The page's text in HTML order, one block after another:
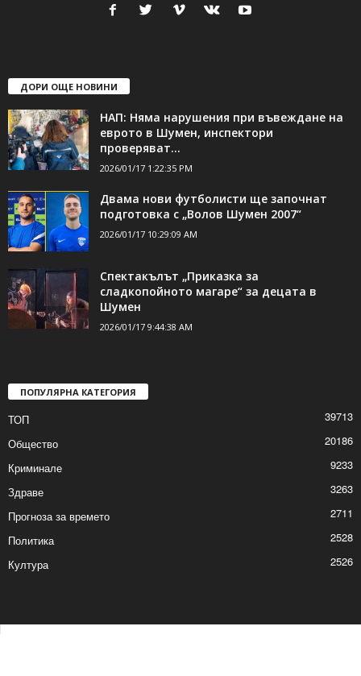
ДОРИ ОЩЕ НОВИНИ
НАП: Няма нарушения при въвеждане на
еврото в Шумен, инспектори
проверяват...
2026/01/17 1:22:35 PM
Двама нови футболисти ще започнат
подготовка с „Волов Шумен 2007“
2026/01/17 10:29:09 AM
Спектакълът „Приказка за
сладкопойното магаре“ за децата в
Шумен
2026/01/17 9:44:38 AM
ПОПУЛЯРНА КАТЕГОРИЯ
ТОП
39713
Общество
20186
Криминале
9233
Здраве
3263
Прогноза за времето
2711
Политика
2528
Култура
2526